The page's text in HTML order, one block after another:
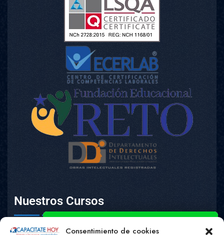
Consentimiento de cookies
Nuestros Cursos
Inspector educacional. Tutor Sombra En El Aula.